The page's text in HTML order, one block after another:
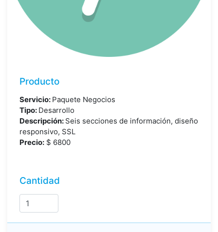
Producto
Servicio: Paquete Negocios
Tipo: Desarrollo
Descripción: Seis secciones de información, diseño
responsivo, SSL
Precio: $ 6800
Cantidad